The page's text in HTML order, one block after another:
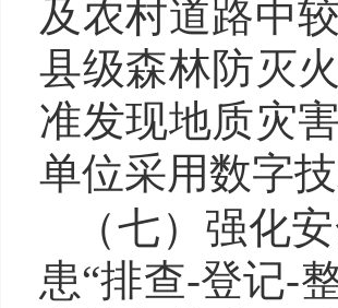
及农村道路中
县级森林防灭
准发现地质灾
单位采用数字
（七） 强化
患“排查-登记-